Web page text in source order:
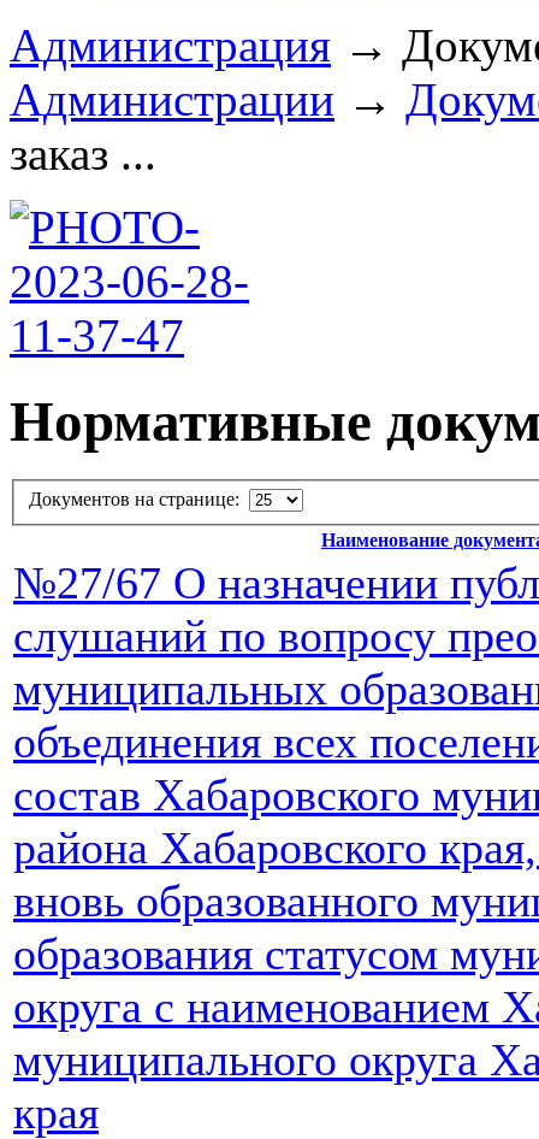
Администрация →
Администрации →
заказ ...
Нормативные
Документов на странице:
Наименование
№27/67 О назначении
слушаний по вопросу
муниципальных
объединения всех
состав Хабаровского
района Хабаровского
вновь образованного
образования статусом
округа с наименованием
муниципального округа
края